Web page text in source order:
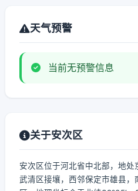
天气预警
当前无预警信息
关于安次区
安次区位于河北省中北部，地
武清区接壤，西邻保定市雄县，